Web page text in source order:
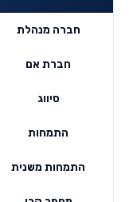
חברה מנהלת
חברת אם
סיווג
התמחות
התמחות משנית